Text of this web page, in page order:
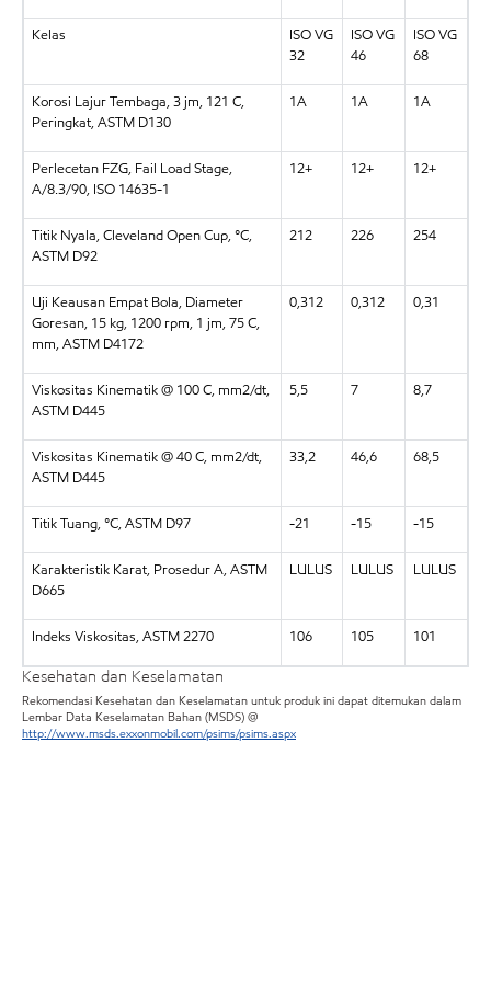
Kelas
ISO VG
32
ISO VG
46
ISO VG
68
Korosi Lajur Tembaga, 3 jm, 121 C,
Peringkat, ASTM D130
1A 1A 1A
Perlecetan FZG, Fail Load Stage,
A/8.3/90, ISO 14635-1
12+ 12+ 12+
Titik Nyala, Cleveland Open Cup, °C,
ASTM D92
212 226 254
Uji Keausan Empat Bola, Diameter
Goresan, 15 kg, 1200 rpm, 1 jm, 75 C,
mm, ASTM D4172
0,312 0,312 0,31
Viskositas Kinematik @ 100 C, mm2/dt,
ASTM D445
5,5 7 8,7
Viskositas Kinematik @ 40 C, mm2/dt,
ASTM D445
33,2 46,6 68,5
Titik Tuang, °C, ASTM D97 -21 -15 -15
Karakteristik Karat, Prosedur A, ASTM
D665
LULUS LULUS LULUS
Indeks Viskositas, ASTM 2270 106 105 101
Kesehatan dan Keselamatan
Rekomendasi Kesehatan dan Keselamatan untuk produk ini dapat ditemukan dalam
Lembar Data Keselamatan Bahan (MSDS) @
http://www.msds.exxonmobil.com/psims/psims.aspx